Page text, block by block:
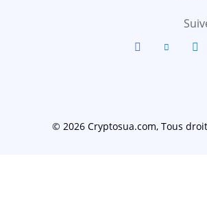
© 2026 Cryptosua.com, Tous